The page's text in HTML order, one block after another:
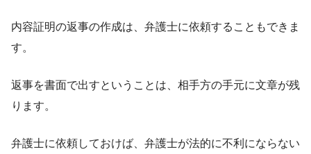
内容証明の返事の作成は、弁護士に依頼することもできま
す。
返事を書面で出すということは、相手方の手元に文章が残
ります。
弁護士に依頼しておけば、弁護士が法的に不利にならない